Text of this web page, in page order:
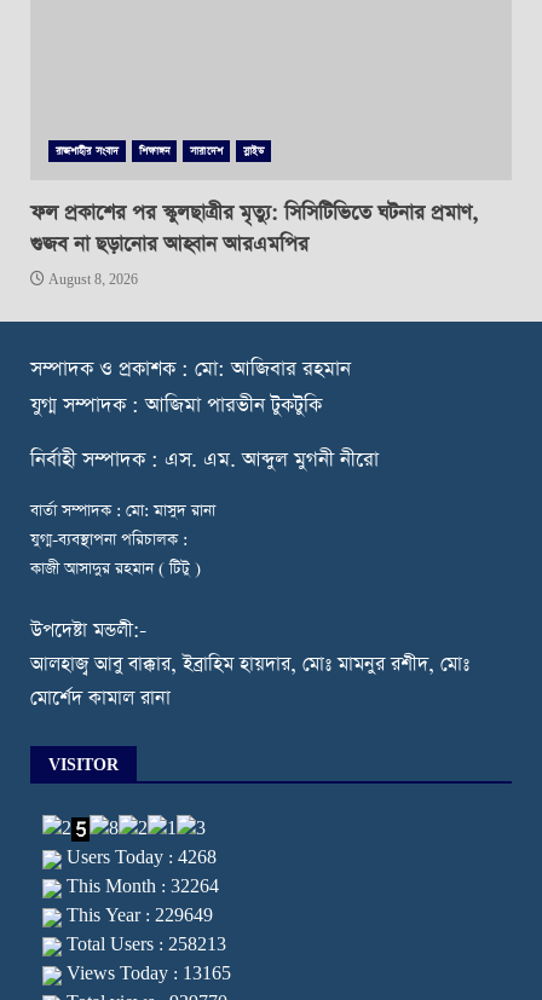
রাজশাহীর সংবাদ শিক্ষাঙ্গন সারাদেশ স্লাইড
ফল প্রকাশের পর স্কুলছাত্রীর মৃত্যু: সিসিটিভিতে ঘটনার প্রমাণ,
গুজব না ছড়ানোর আহ্বান আরএমপির
August 8, 2026
সম্পাদক ও প্রকাশক : মো: আজিবার রহমান
যুগ্ম সম্পাদক : আজিমা পারভীন টুকটুকি
নির্বাহী সম্পাদক : এস. এম. আব্দুল মুগনী নীরো
বার্তা সম্পাদক : মো: মাসুদ রানা
যুগ্ম-ব্যবস্থাপনা পরিচালক :
কাজী আসাদুর রহমান ( টিটু )
উপদেষ্টা মন্ডলী:-
আলহাজ্ব আবু বাক্কার, ইব্রাহিম হায়দার, মোঃ মামনুর রশীদ, মোঃ
মোর্শেদ কামাল রানা
VISITOR
Users Today : 4268
This Month : 32264
This Year : 229649
Total Users : 258213
Views Today : 13165